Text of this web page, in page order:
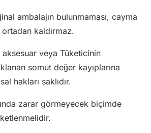
ambalajın bulunmaması, cayma
ortadan kaldırmaz.
veya Tüketicinin
somut değer kayıplarına
hakları saklıdır.
zarar görmeyecek biçimde